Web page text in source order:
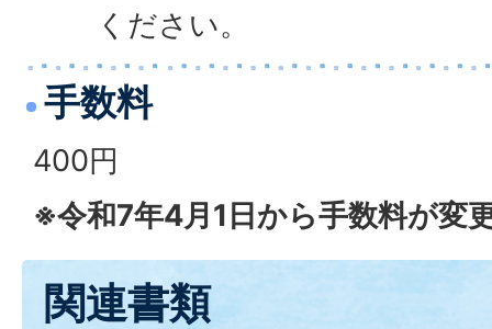
ください。
手数料
400円
※令和7年4月1日から手数料が変
関連書類